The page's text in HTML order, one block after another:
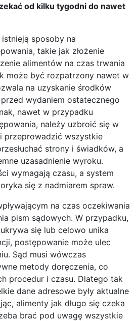
od kilku tygodni do nawet
sposoby na
takie jak złożenie
alimentów na czas trwania
może być rozpatrzony nawet w
na uzyskanie środków
wydaniem ostatecznego
nawet w przypadku
należy uzbroić się w
przeprowadzić wszystkie
strony i świadków, a
uzasadnienie wyroku.
wymagają czasu, a system
się z nadmiarem spraw.
na czas oczekiwania
pism sądowych. W przypadku,
się lub celowo unika
postępowanie może ulec
Sąd musi wówczas
metody doręczenia, co
procedur i czasu. Dlatego tak
dane adresowe były aktualne
alimenty jak długo się czeka
brać pod uwagę wszystkie